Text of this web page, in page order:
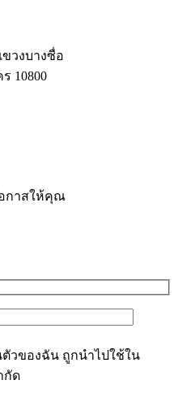
วงบางซื่อ
10800
กาสให้คุณ
วของฉัน ถูกนำไปใช้ใน
กัด